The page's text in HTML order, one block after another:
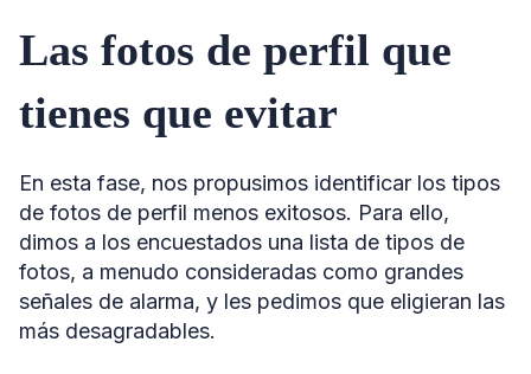
Las fotos de perfil que
tienes que evitar
En esta fase, nos propusimos identificar los tipos
de fotos de perfil menos exitosos. Para ello,
dimos a los encuestados una lista de tipos de
fotos, a menudo consideradas como grandes
señales de alarma, y les pedimos que eligieran las
más desagradables.